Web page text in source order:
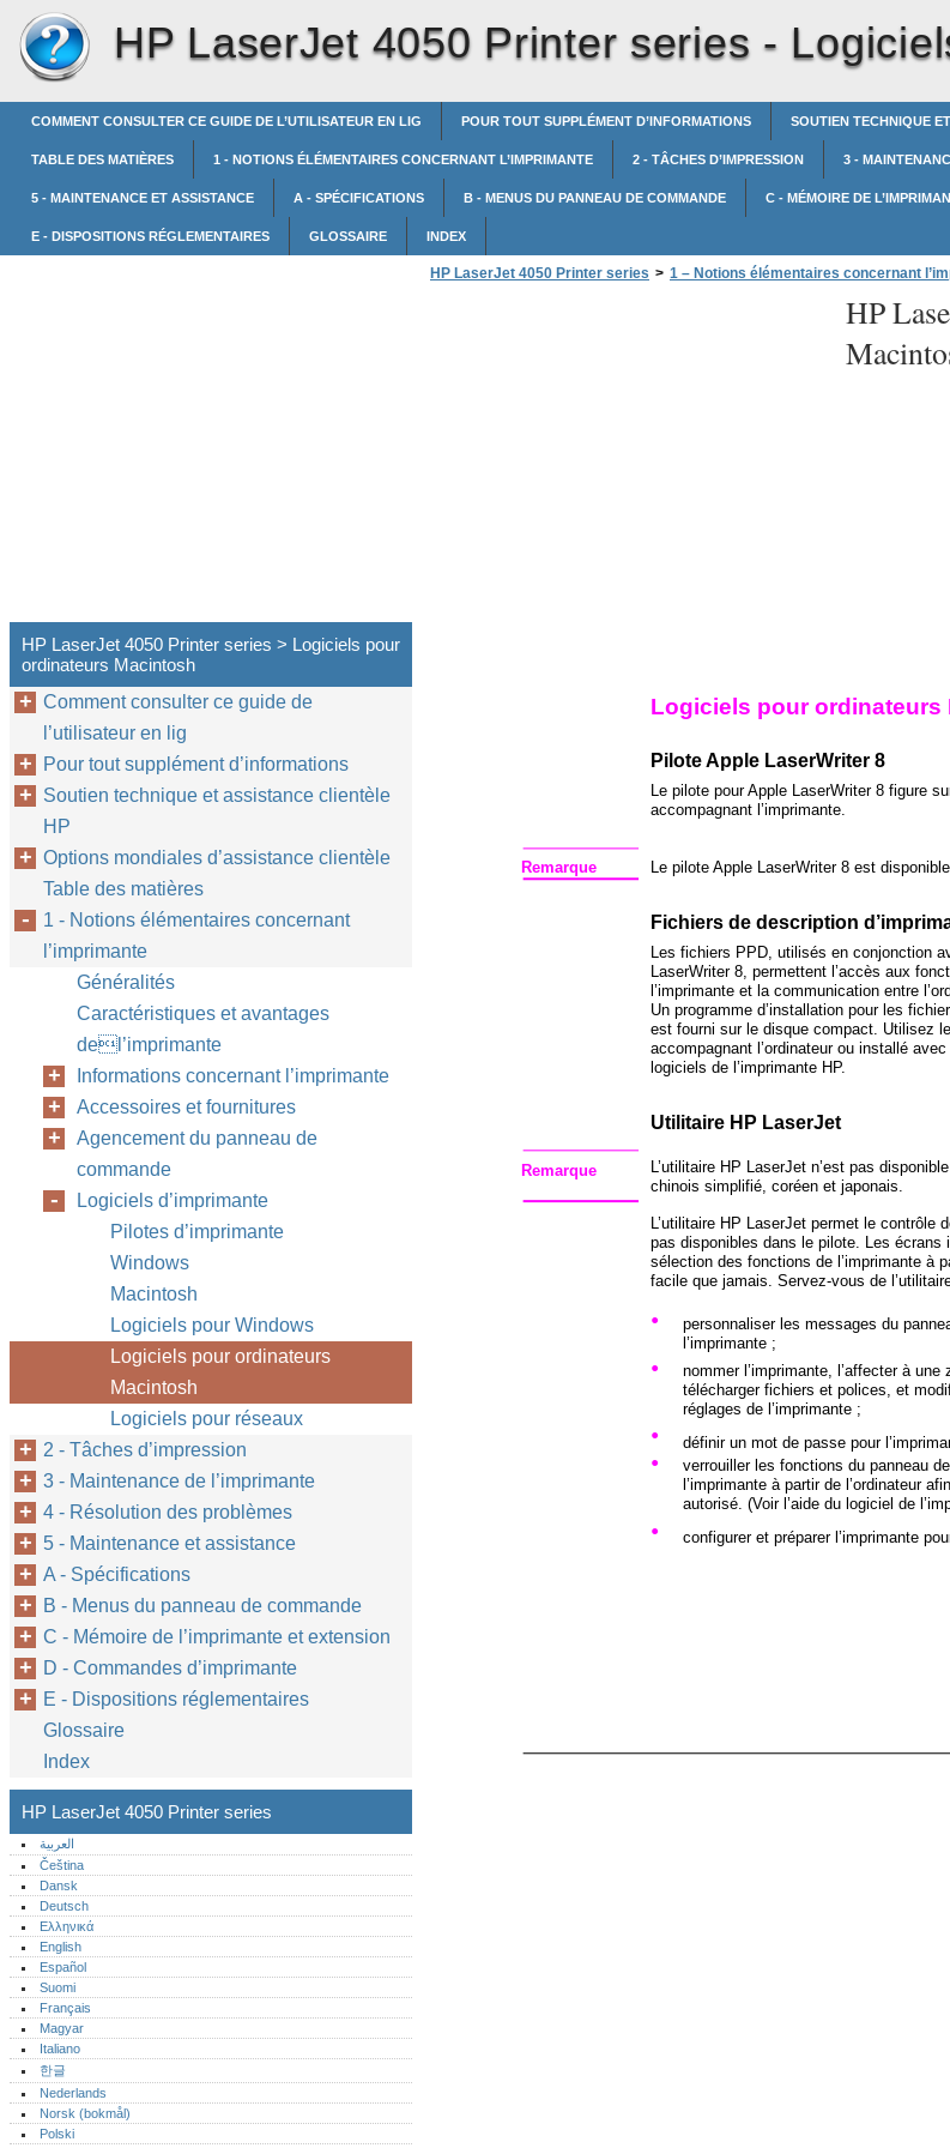
HP LaserJet 4050 Printer series -
COMMENT CONSULTER CE GUIDE DE L’UTILISATEUR EN LIG POUR TOUT SUPPLÉMENT D’INFORMATIONS SOUTIEN TECHNIQUE
TABLE DES MATIÈRES 1 - NOTIONS ÉLÉMENTAIRES CONCERNANT L’IMPRIMANTE 2 - TÂCHES D’IMPRESSION 3 -
5 - MAINTENANCE ET ASSISTANCE A - SPÉCIFICATIONS B - MENUS DU PANNEAU DE COMMANDE C - MÉMOIRE DE
E - DISPOSITIONS RÉGLEMENTAIRES GLOSSAIRE INDEX
HP LaserJet 4050 Printer series > 1 – Notions élémentaires concernant
HP
Logiciels pour ordinateurs
Pilote Apple LaserWriter 8
Le pilote pour Apple LaserWriter 8 figure
accompagnant l’imprimante.
Remarque Le pilote Apple LaserWriter 8 est
Fichiers de description
Les fichiers PPD, utilisés en conjonction
LaserWriter 8, permettent l’accès aux
l’imprimante et la communication entre
Un programme d’installation pour les
est fourni sur le disque compact. Utilisez
accompagnant l’ordinateur ou installé
logiciels de l’imprimante HP.
Utilitaire HP LaserJet
Remarque
L’utilitaire HP LaserJet n’est pas
chinois simplifié, coréen et japonais.
L’utilitaire HP LaserJet permet le contrôle
pas disponibles dans le pilote. Les écrans
sélection des fonctions de l’imprimante à
facile que jamais. Servez-vous de
•
personnaliser les messages du
l’imprimante ;
•
nommer l’imprimante, l’affecter à une
télécharger fichiers et polices, et
réglages de l’imprimante ;
• définir un mot de passe pour
•
verrouiller les fonctions du panneau
l’imprimante à partir de l’ordinateur
autorisé. (Voir l’aide du logiciel de
• configurer et préparer l’imprimante
HP LaserJet 4050 Printer series > Logiciels pour
ordinateurs Macintosh
Comment consulter ce guide de
l’utilisateur en lig
Pour tout supplément d’informations
Soutien technique et assistance clientèle
HP
Options mondiales d’assistance clientèle
Table des matières
1 - Notions élémentaires concernant
l’imprimante
Généralités
Caractéristiques et avantages
del’imprimante
Informations concernant l’imprimante
Accessoires et fournitures
Agencement du panneau de
commande
Logiciels d’imprimante
Pilotes d’imprimante
Windows
Macintosh
Logiciels pour Windows
Logiciels pour ordinateurs
Macintosh
Logiciels pour réseaux
2 - Tâches d’impression
3 - Maintenance de l’imprimante
4 - Résolution des problèmes
5 - Maintenance et assistance
A - Spécifications
B - Menus du panneau de commande
C - Mémoire de l’imprimante et extension
D - Commandes d’imprimante
E - Dispositions réglementaires
Glossaire
Index
HP LaserJet 4050 Printer series
العربية
Čeština
Dansk
Deutsch
Ελληνικά
English
Español
Suomi
Français
Magyar
Italiano
한글
Nederlands
Norsk (bokmål)‎
Polski